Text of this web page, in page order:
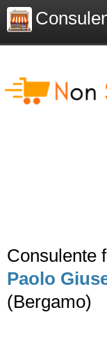
Consulente
Paolo
(Bergamo)